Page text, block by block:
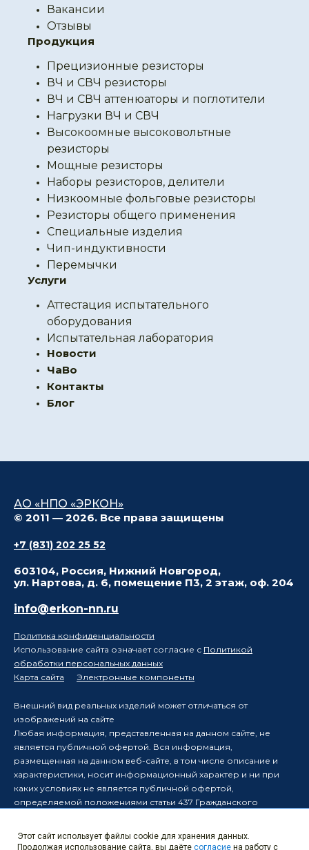
Вакансии
Отзывы
Продукция
Прецизионные резисторы
ВЧ и СВЧ резисторы
ВЧ и СВЧ аттенюаторы и поглотители
Нагрузки ВЧ и СВЧ
Высокоомные высоковольтные
резисторы
Мощные резисторы
Наборы резисторов, делители
Низкоомные фольговые резисторы
Резисторы общего применения
Специальные изделия
Чип-индуктивности
Перемычки
Услуги
Аттестация испытательного
оборудования
Испытательная лаборатория
Новости
ЧаВо
Контакты
Блог
АО «НПО «ЭРКОН»
© 2011 — 2026. Все права защищены
+7 (831) 202 25 52
603104, Россия, Нижний Новгород,
ул. Нартова, д. 6, помещение П3, 2 этаж, оф. 204
info@erkon-nn.ru
Политика конфиденциальности
Использование сайта означает согласие с Политикой
обработки персональных данных
Карта сайта
Электронные компоненты
Внешний вид реальных изделий может отличаться от
изображений на сайте
Любая информация, представленная на данном сайте, не
является публичной офертой. Вся информация,
размещенная на данном веб-сайте, в том числе описание и
характеристики, носит информационный характер и ни при
каких условиях не является публичной офертой,
определяемой положениями статьи 437 Гражданского
Производитель оставляет за собой право в одностороннем
порядке вносить изменения в информацию, размещенную на
Этот сайт использует файлы cookie для хранения данных.
Продолжая использование сайта, вы даёте согласие на работу с